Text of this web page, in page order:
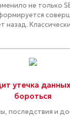
не только
назад.
утечка
бороться
последствия и